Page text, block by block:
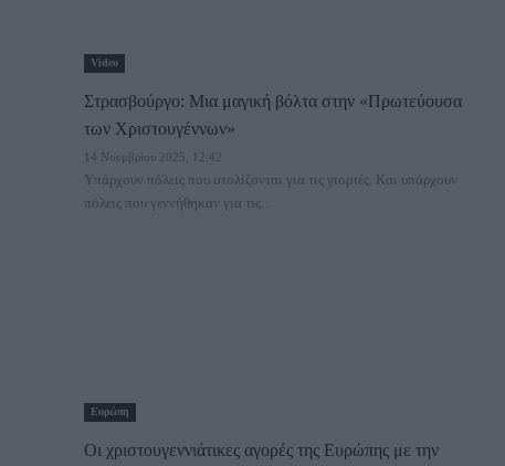
Video
Στρασβούργο: Μια μαγική βόλτα στην «Πρωτεύουσα
των Χριστουγέννων»
14 Νοεμβρίου 2025, 12:42
Υπάρχουν πόλεις που στολίζονται για τις γιορτές. Και υπάρχουν
πόλεις που γεννήθηκαν για τις...
Ευρώπη
Οι χριστουγεννιάτικες αγορές της Ευρώπης με την